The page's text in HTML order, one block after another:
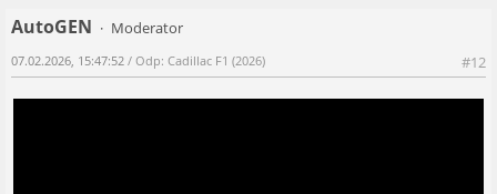
AutoGEN
Moderator
#12
07.02.2026, 15:47:52 / Odp: Cadillac F1 (2026)